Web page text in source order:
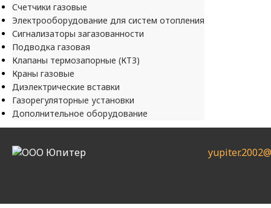
Счетчики газовые
Электрооборудование для систем отопления
Сигнализаторы загазованности
Подводка газовая
Клапаны термозапорные (КТЗ)
Краны газовые
Диэлектрические вставки
Газорегуляторные установки
Дополнительное оборудование